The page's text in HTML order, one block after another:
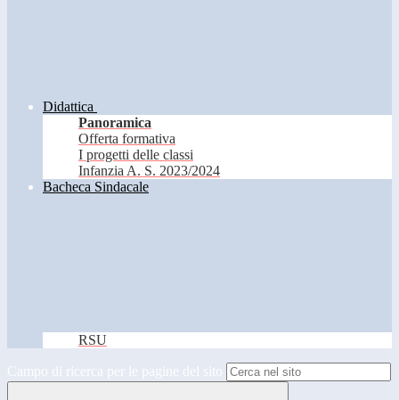
Didattica
Panoramica
Offerta formativa
I progetti delle classi
Infanzia A. S. 2023/2024
Bacheca Sindacale
RSU
Campo di ricerca per le pagine del sito